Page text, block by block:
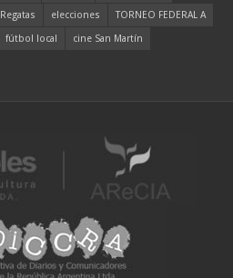
Regatas elecciones
TORNEO FEDERAL A
fútbol local cine San Martín